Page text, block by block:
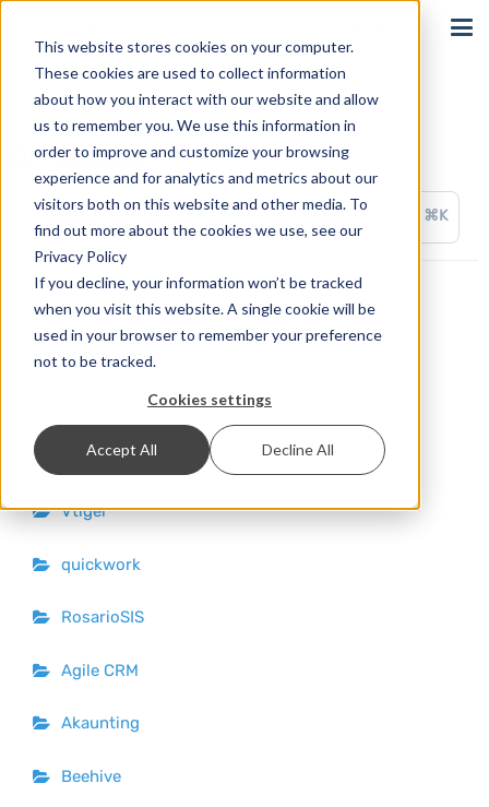
This website stores cookies on your computer.
These cookies are used to collect information
about how you interact with our website and allow
us to remember you. We use this information in
order to improve and customize your browsing
experience and for analytics and metrics about our
visitors both on this website and other media. To
find out more about the cookies we use, see our
Privacy Policy
If you decline, your information won’t be tracked
when you visit this website. A single cookie will be
used in your browser to remember your preference
not to be tracked.
Cookies settings
Accept All Decline All
Drittanbieter
⌘K
ActiveWorkflow
appypie Connect
OctoPrint
Vtiger
quickwork
RosarioSIS
Agile CRM
Akaunting
Beehive